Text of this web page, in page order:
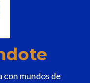
mundos de